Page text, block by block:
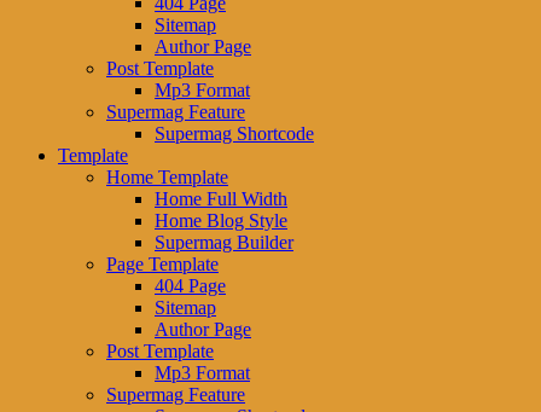
Sitemap
Author Page
Post Template
Mp3 Format
Supermag Feature
Supermag Shortcode
Template
Home Template
Home Full Width
Home Blog Style
Supermag Builder
Page Template
404 Page
Sitemap
Author Page
Post Template
Mp3 Format
Supermag Feature